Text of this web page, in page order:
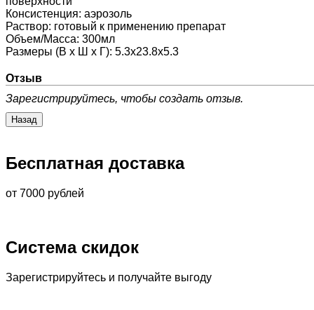
Консистенция: аэрозоль
Раствор: готовый к применению препарат
Объем/Масса: 300мл
Размеры (В х Ш х Г): 5.3x23.8x5.3
Отзыв
Зарегистрируйтесь, чтобы создать отзыв.
Бесплатная доставка
от 7000 рублей
Система скидок
Зарегистрируйтесь и получайте выгоду